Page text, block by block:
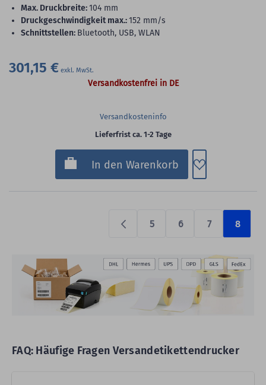
max. Druckbreite:104 mm
Druckgeschwindigkeit max.:152 mm/s
Schnittstellen: Bluetooth, USB, WLAN
301,15 €
Versandkostenfrei in DE
Versandkosteninfo
Lieferfrist ca. 1-2 Tage
In den Warenkorb Zum
5 6 7 8
FAQ: Häufige Fragen Versandetikettendrucker